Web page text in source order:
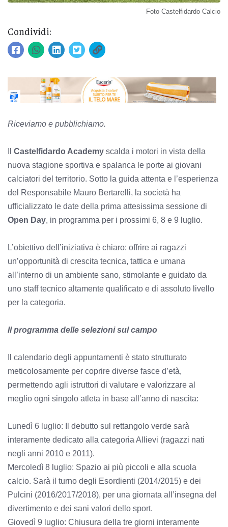
Foto Castelfidardo Calcio
Condividi:
Riceviamo e pubblichiamo.
Castelfidardo Academy scalda i motori in vista della
nuova stagione sportiva e spalanca le porte ai giovani
calciatori del territorio. Sotto la guida attenta e l’esperienza
del Responsabile Mauro Bertarelli, la società ha
ufficializzato le date della prima attesissima sessione di
Open Day, in programma per i prossimi 6, 8 e 9 luglio.
L’obiettivo dell’iniziativa è chiaro: offrire ai ragazzi
un’opportunità di crescita tecnica, tattica e umana
all’interno di un ambiente sano, stimolante e guidato da
uno staff tecnico altamente qualificato e di assoluto livello
per la categoria.
Il programma delle selezioni sul campo
Il calendario degli appuntamenti è stato strutturato
meticolosamente per coprire diverse fasce d’età,
permettendo agli istruttori di valutare e valorizzare al
meglio ogni singolo atleta in base all’anno di nascita:
Lunedì 6 luglio: Il debutto sul rettangolo verde sarà
interamente dedicato alla categoria Allievi (ragazzi nati
negli anni 2010 e 2011).
Mercoledì 8 luglio: Spazio ai più piccoli e alla scuola
calcio. Sarà il turno degli Esordienti (2014/2015) e dei
Pulcini (2016/2017/2018), per una giornata all’insegna del
divertimento e dei sani valori dello sport.
Giovedì 9 luglio: Chiusura della tre giorni interamente